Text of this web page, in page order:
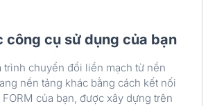
công cụ sử dụng của bạn
trình chuyển đổi liền mạch từ nền
nền tảng khác bằng cách kết nối
FORM của bạn, được xây dựng trên